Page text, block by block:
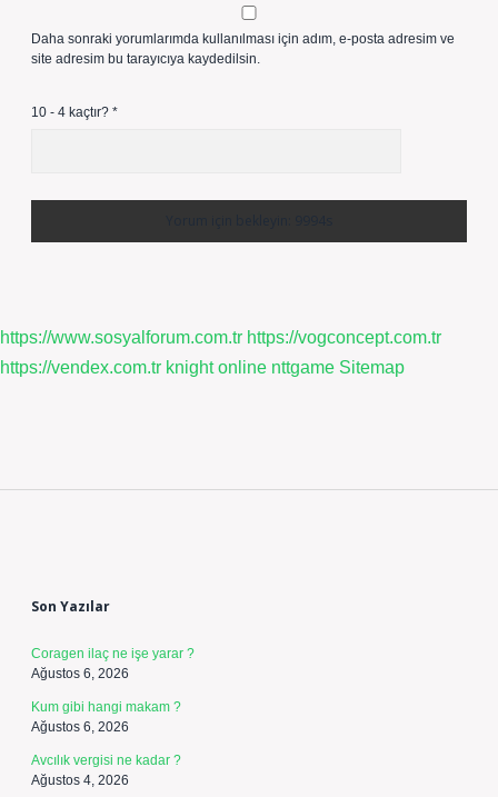
Daha sonraki yorumlarımda kullanılması için adım, e-posta adresim ve
site adresim bu tarayıcıya kaydedilsin.
10 - 4 kaçtır? *
https://www.sosyalforum.com.tr https://vogconcept.com.tr
https://vendex.com.tr knight online nttgame Sitemap
Son Yazılar
Coragen ilaç ne işe yarar ?
Ağustos 6, 2026
Kum gibi hangi makam ?
Ağustos 6, 2026
Avcılık vergisi ne kadar ?
Ağustos 4, 2026